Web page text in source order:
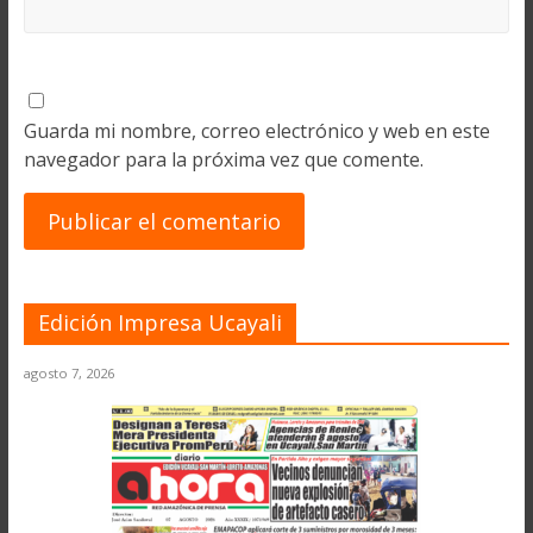
Guarda mi nombre, correo electrónico y web en este
navegador para la próxima vez que comente.
Edición Impresa Ucayali
agosto 7, 2026